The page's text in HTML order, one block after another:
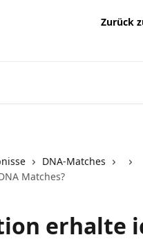
Zurück
DNA-Matches
Matches?
erhalte